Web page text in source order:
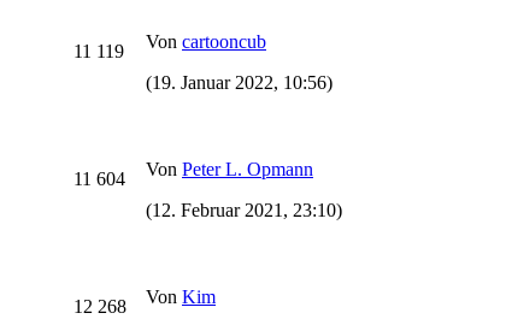
11 119 Von cartooncub
(19. Januar 2022, 10:56)
11 604 Von Peter L. Opmann
(12. Februar 2021, 23:10)
12 268 Von Kim